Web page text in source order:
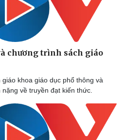
chương trình sách giáo
khoa giáo dục phổ thông và
về truyền đạt kiến thức.